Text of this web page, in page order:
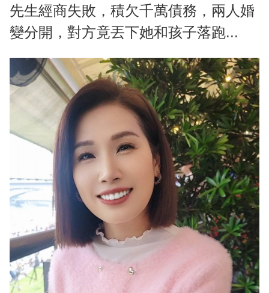
先生經商失敗，積欠千萬債務，兩人婚
變分開，對方竟丟下她和孩子落跑...